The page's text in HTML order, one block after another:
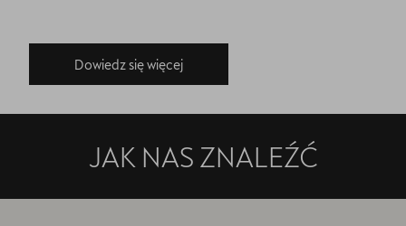
Dowiedz się więcej
JAK NAS ZNALEŹĆ